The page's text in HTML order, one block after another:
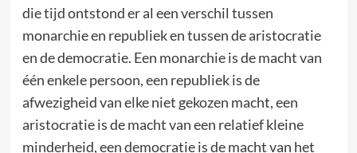
die tijd ontstond er al een verschil tussen
monarchie en republiek en tussen de aristocratie
en de democratie. Een monarchie is de macht van
één enkele persoon, een republiek is de
afwezigheid van elke niet gekozen macht, een
aristocratie is de macht van een relatief kleine
minderheid, een democratie is de macht van het